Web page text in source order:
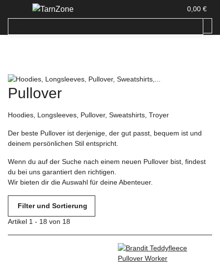
0,00 €
Pullover
Hoodies, Longsleeves, Pullover, Sweatshirts, Troyer
Der beste Pullover ist derjenige, der gut passt, bequem ist und
deinem persönlichen Stil entspricht.
Wenn du auf der Suche nach einem neuen Pullover bist, findest
du bei uns garantiert den richtigen.
Wir bieten dir die Auswahl für deine Abenteuer.
Filter und Sortierung
Artikel 1 - 18 von 18